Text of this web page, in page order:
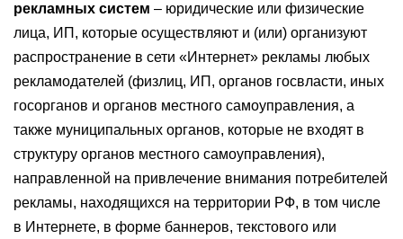
рекламных систем – юридические или физические
лица, ИП, которые осуществляют и (или) организуют
распространение в сети «Интернет» рекламы любых
рекламодателей (физлиц, ИП, органов госвласти, иных
госорганов и органов местного самоуправления, а
также муниципальных органов, которые не входят в
структуру органов местного самоуправления),
направленной на привлечение внимания потребителей
рекламы, находящихся на территории РФ, в том числе
в Интернете, в форме баннеров, текстового или